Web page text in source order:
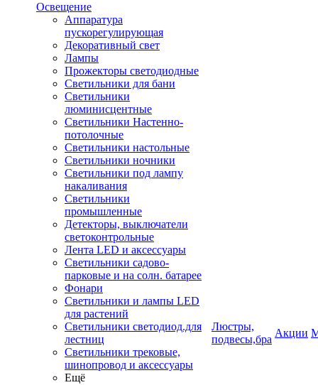
Освещение
Аппаратура
пускорегулирующая
Декоративный свет
Лампы
Прожекторы светодиодные
Светильники для бани
Светильники
люминисцентные
Светильники Настенно-
потолочные
Светильники настольные
Светильники ночники
Светильники под лампу
накаливания
Светильники
промышленные
Детекторы, выключатели
светоконтрольные
Лента LED и аксессуары
Светильники садово-
парковые и на солн. батарее
Фонари
Светильники и лампы LED
для растений
Светильники светодиод.для
лестниц
Светильники трековые,
шинопровод и аксессуары
Ещё
Люстры,
подвесы,бра
Акции